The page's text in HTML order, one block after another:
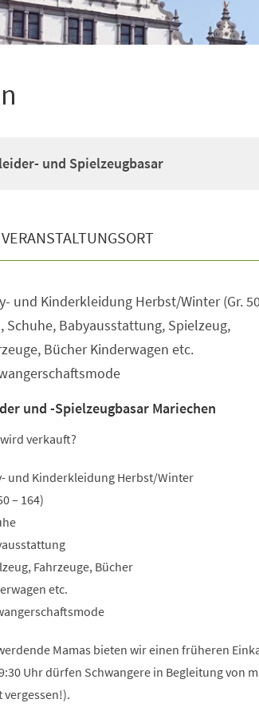
und Spielzeugbasar
VERANSTALTUNGSORT
und Kinderkleidung Herbst/Winter (Gr.
Schuhe, Babyausstattung, Spielzeug,
Bücher Kinderwagen etc.
und -Spielzeugbasar Mariechen
verkauft?
und Kinderkleidung Herbst/Winter
– 164)
Fahrzeuge, Bücher
etc.
Mamas bieten wir einen früheren
Uhr dürfen Schwangere in Begleitung von
vergessen!).